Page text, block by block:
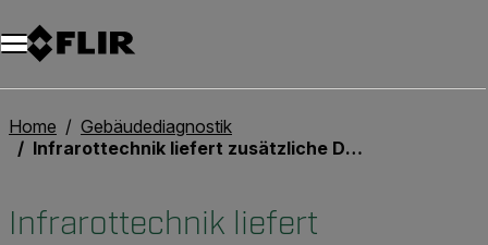
Unread messages
Modell
Entfernen
Elemente
Element
In den Warenkorb
Im Warenkorb
Home
Gebäudediagnostik
Infrarottechnik liefert zusätzliche Details zum Beurteilen von Gebäudeschäden
Infrarottechnik liefert